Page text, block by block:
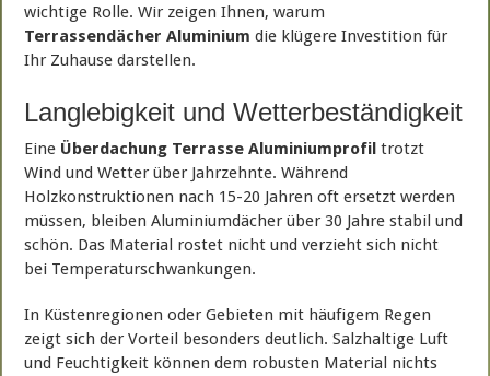
wichtige Rolle. Wir zeigen Ihnen, warum
Terrassendächer Aluminium die klügere Investition für
Ihr Zuhause darstellen.
Langlebigkeit und Wetterbeständigkeit
Eine Überdachung Terrasse Aluminiumprofil trotzt
Wind und Wetter über Jahrzehnte. Während
Holzkonstruktionen nach 15-20 Jahren oft ersetzt werden
müssen, bleiben Aluminiumdächer über 30 Jahre stabil und
schön. Das Material rostet nicht und verzieht sich nicht
bei Temperaturschwankungen.
In Küstenregionen oder Gebieten mit häufigem Regen
zeigt sich der Vorteil besonders deutlich. Salzhaltige Luft
und Feuchtigkeit können dem robusten Material nichts